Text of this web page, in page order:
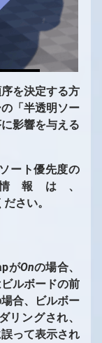
を決定する方
「半透明ソー
影響を与える
ート優先度の
報は、
さい。
がOnの場合、
ルボードの前
合、ビルボー
リングされ、
って表示され